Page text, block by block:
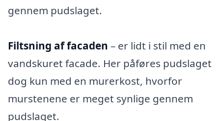
gennem pudslaget.
Filtsning af facaden – er lidt i stil med en
vandskuret facade. Her påføres pudslaget
dog kun med en murerkost, hvorfor
murstenene er meget synlige gennem
pudslaget.